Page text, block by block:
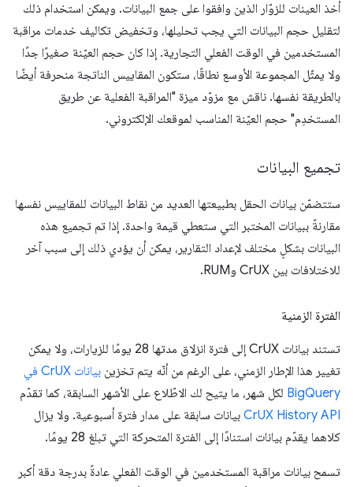
أخذ العينات للزوّار الذين وافقوا على جمع البيانات. ويمكن استخدام ذلك
لتقليل حجم البيانات التي يجب تحليلها، وتخفيض تكاليف خدمات مراقبة
المستخدمين في الوقت الفعلي التجارية. إذا كان حجم العيّنة صغيرًا جدًا
ولا يمثّل المجموعة الأوسع نطاقًا، ستكون المقاييس الناتجة منحرفة أيضًا
بالطريقة نفسها. ناقش مع مزوّد ميزة "المراقبة الفعلية عن طريق
المستخدِم" حجم العيّنة المناسب لموقعك الإلكتروني.
تجميع البيانات
ستتضمّن بيانات الحقل بطبيعتها العديد من نقاط البيانات للمقاييس نفسها
مقارنةً ببيانات المختبر التي ستعطي قيمة واحدة. إذا تم تجميع هذه
البيانات بشكلٍ مختلف لإعداد التقارير، يمكن أن يؤدي ذلك إلى سبب آخر
للاختلافات بين CrUX وRUM.
الفترة الزمنية
تستند بيانات CrUX إلى فترة انزلاق مدتها 28 يومًا للزيارات، ولا يمكن
تغيير هذا الإطار الزمني، على الرغم من أنّه يتم تخزين
بيانات CrUX في
BigQuery لكل شهر، ما يتيح لك الاطّلاع على الأشهر السابقة، كما تقدّم
CrUX History API بيانات سابقة على مدار فترة أسبوعية. ولا يزال
كلاهما يقدّم بيانات استنادًا إلى الفترة المتحركة التي تبلغ 28 يومًا.
تسمح بيانات مراقبة المستخدمين في الوقت الفعلي عادةً بدرجة دقة أكبر